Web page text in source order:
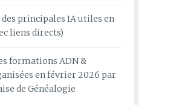
des principales IA utiles en
liens directs)
formations ADN &
en février 2026 par
de Généalogie